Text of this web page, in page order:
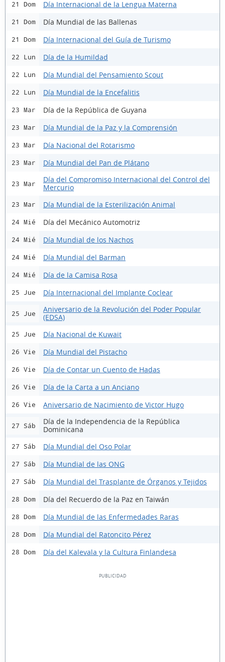
21 Dom Día Internacional de la Lengua Materna
21 Dom Día Mundial de las Ballenas
21 Dom Día Internacional del Guía de Turismo
22 Lun Día de la Humildad
22 Lun Día Mundial del Pensamiento Scout
22 Lun Día Mundial de la Encefalitis
23 Mar Día de la República de Guyana
23 Mar Día Mundial de la Paz y la Comprensión
23 Mar Día Nacional del Rotarismo
23 Mar Día Mundial del Pan de Plátano
23 Mar
Día del Compromiso Internacional del Control del
Mercurio
23 Mar Día Mundial de la Esterilización Animal
24 Mié Día del Mecánico Automotriz
24 Mié Día Mundial de los Nachos
24 Mié Día Mundial del Barman
24 Mié Día de la Camisa Rosa
25 Jue Día Internacional del Implante Coclear
25 Jue
Aniversario de la Revolución del Poder Popular
(EDSA)
25 Jue Día Nacional de Kuwait
26 Vie Día Mundial del Pistacho
26 Vie Día de Contar un Cuento de Hadas
26 Vie Día de la Carta a un Anciano
26 Vie Aniversario de Nacimiento de Victor Hugo
27 Sáb
Día de la Independencia de la República
Dominicana
27 Sáb Día Mundial del Oso Polar
27 Sáb Día Mundial de las ONG
27 Sáb Día Mundial del Trasplante de Órganos y Tejidos
28 Dom Día del Recuerdo de la Paz en Taiwán
28 Dom Día Mundial de las Enfermedades Raras
28 Dom Día Mundial del Ratoncito Pérez
28 Dom Día del Kalevala y la Cultura Finlandesa